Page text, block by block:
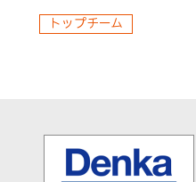
トップチーム